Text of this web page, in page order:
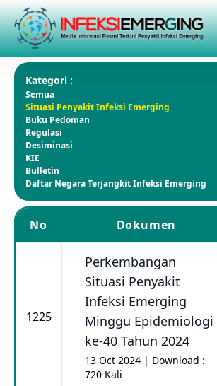
Kategori :
Semua
Situasi Penyakit Infeksi Emerging
Buku Pedoman
Regulasi
Desiminasi
KIE
Bulletin
Daftar Negara Terjangkit Infeksi Emerging
No Dokumen
1225
Perkembangan
Situasi Penyakit
Infeksi Emerging
Minggu Epidemiologi
ke-40 Tahun 2024
13 Oct 2024 | Download :
720 Kali